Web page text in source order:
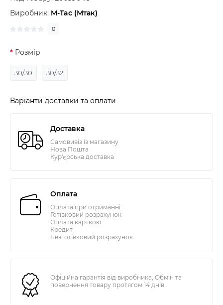
Виробник: M-Tac (Мтак)
0
Розмір
30/30 30/32
Варіанти доставки та оплати
Доставка
Самовивіз із магазину
Нова Пошта
Кур'єрська доставка
Оплата
Оплата при отриманні
Готівковий розрахунок
Оплата карткою
Кредит
Безготівковий розрахунок
Офіційна гарантія від виробника, Обмін та
повернення товару протягом 14 днів